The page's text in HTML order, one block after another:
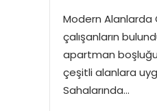
Modern Alanlarda
çalışanların
apartman
çeşitli alanlara
Sahalarında…